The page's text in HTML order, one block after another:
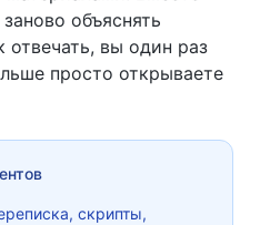
объяснять
отвечать, вы один раз
просто открываете
скрипты,